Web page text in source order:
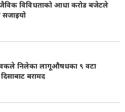
जैविक विविधताको आधा करोड बजेटले
सजाइयो
निलेका लागूऔषधका ९ वटा
बरामद